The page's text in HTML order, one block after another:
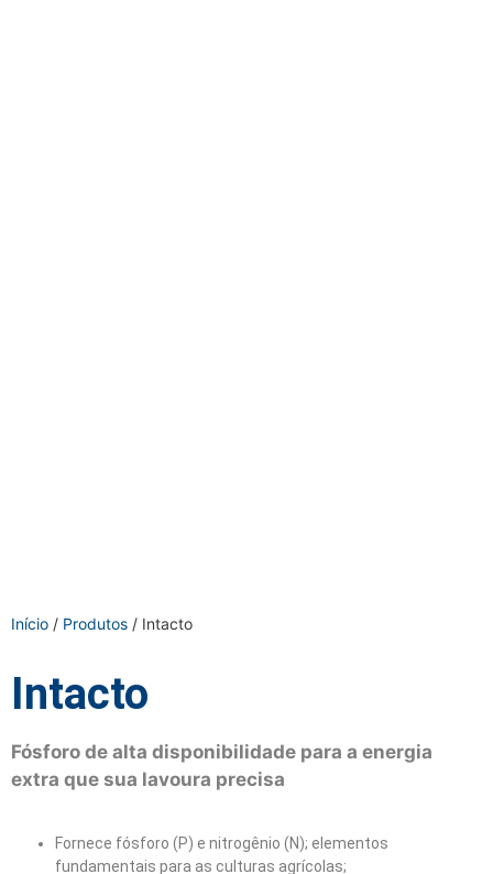
Início / Produtos / Intacto
Intacto
Fósforo de alta disponibilidade para a energia
extra que sua lavoura precisa
Fornece fósforo (P) e nitrogênio (N); elementos
fundamentais para as culturas agrícolas;